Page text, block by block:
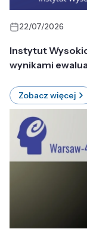
22/07/2026
Instytut
wynikami
Zobacz więcej